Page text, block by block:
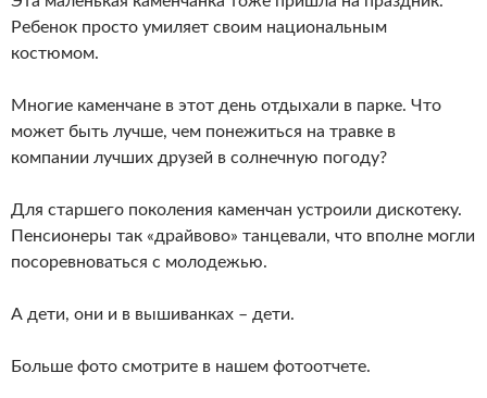
Ребенок просто умиляет своим национальным
костюмом.
Многие каменчане в этот день отдыхали в парке. Что
может быть лучше, чем понежиться на травке в
компании лучших друзей в солнечную погоду?
Для старшего поколения каменчан устроили дискотеку.
Пенсионеры так «драйвово» танцевали, что вполне могли
посоревноваться с молодежью.
А дети, они и в вышиванках – дети.
Больше фото смотрите в нашем фотоотчете.